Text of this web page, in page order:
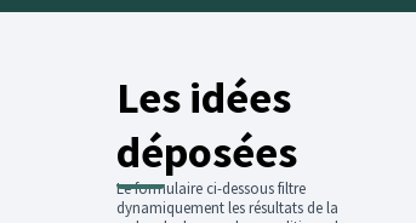
Les idées
déposées
Le formulaire ci-dessous filtre
dynamiquement les résultats de la